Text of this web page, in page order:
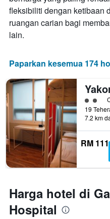
fleksibiliti dengan ketibaan
ruangan carian bagi
lain.
Paparkan kesemua 174
7.2 km
RM 111
Harga hotel di
Hospital